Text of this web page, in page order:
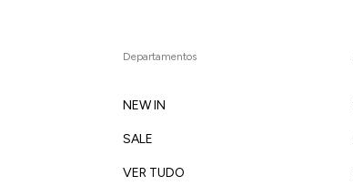
Departamentos
NEW IN
SALE
VER TUDO